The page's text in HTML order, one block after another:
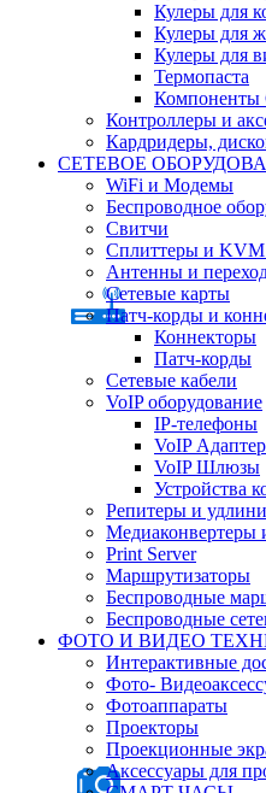
Кулеры для
Кулеры для
Кулеры для
Термопаста
Контроллеры и
Кардридеры,
СЕТЕВОЕ
WiFi и Модемы
Беспроводное
Свитчи
Сплиттеры и KVM
Антенны и
Сетевые карты
Патч-корды и
Коннекторы
Патч-корды
Сетевые кабели
VoIP оборудование
IP-телефоны
VoIP
VoIP Шлюзы
Устройства
Репитеры и
Медиаконвертеры
Print Server
Маршрутизаторы
Беспроводные
Беспроводные
ФОТО И ВИДЕО
Интерактивные
Фото-
Фотоаппараты
Проекторы
Проекционные
Аксессуары для